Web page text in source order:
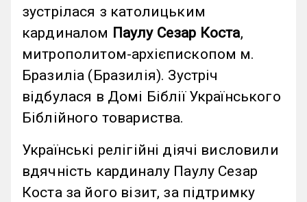
зустрілася з католицьким
кардиналом Паулу Сезар Коста,
митрополитом-архієпископом м.
Бразиліа (Бразилія). Зустріч
відбулася в Домі Біблії Українського
Біблійного товариства.
Українські релігійні діячі висловили
вдячність кардиналу Паулу Сезар
Коста за його візит, за підтримку